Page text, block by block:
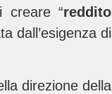
creare “reddito
dall’esigenza di
direzione della